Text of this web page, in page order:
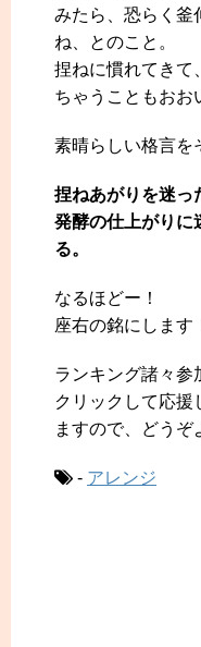
みたら、恐らく釜
ね、とのこと。
捏ねに慣れてきて
ちゃうこともおお
素晴らしい格言を
捏ねあがりを迷っ
発酵の仕上がりに
る。
なるほどー！
座右の銘にします
ランキング諸々参
クリックして応援
ますので、どうぞ
- アレンジ